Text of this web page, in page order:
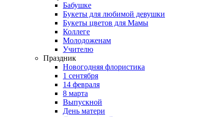
Бабушке
Букеты для любимой девушки
Букеты цветов для Мамы
Коллеге
Молодоженам
Учителю
Праздник
Новогодняя флористика
1 сентября
14 февраля
8 марта
Выпускной
День матери